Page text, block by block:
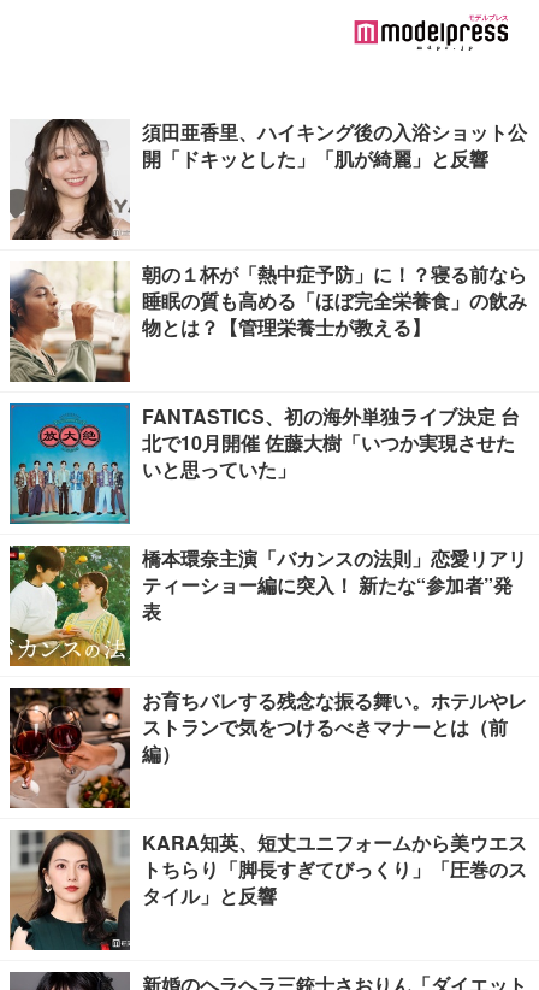
須田亜香里、ハイキング後の入浴ショット公
開「ドキッとした」「肌が綺麗」と反響
朝の１杯が「熱中症予防」に！？寝る前なら
睡眠の質も高める「ほぼ完全栄養食」の飲み
物とは？【管理栄養士が教える】
FANTASTICS、初の海外単独ライブ決定 台
北で10月開催 佐藤大樹「いつか実現させた
いと思っていた」
橋本環奈主演「バカンスの法則」恋愛リアリ
ティーショー編に突入！ 新たな“参加者”発
表
お育ちバレする残念な振る舞い。ホテルやレ
ストランで気をつけるべきマナーとは（前
編）
KARA知英、短丈ユニフォームから美ウエス
トちらり「脚長すぎてびっくり」「圧巻のス
タイル」と反響